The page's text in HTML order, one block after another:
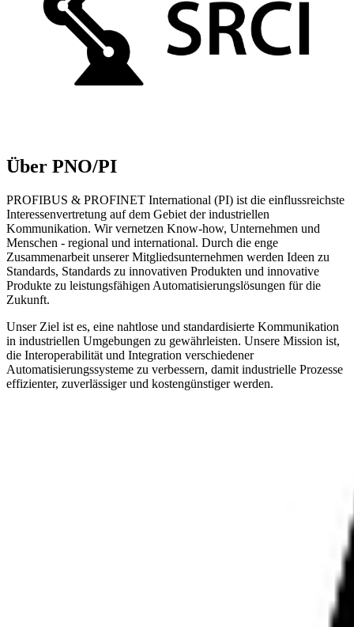
Über PNO/PI
PROFIBUS & PROFINET International (PI) ist die einflussreichste
Interessenvertretung auf dem Gebiet der industriellen
Kommunikation. Wir vernetzen Know-how, Unternehmen und
Menschen - regional und international. Durch die enge
Zusammenarbeit unserer Mitgliedsunternehmen werden Ideen zu
Standards, Standards zu innovativen Produkten und innovative
Produkte zu leistungsfähigen Automatisierungslösungen für die
Zukunft.
Unser Ziel ist es, eine nahtlose und standardisierte Kommunikation
in industriellen Umgebungen zu gewährleisten. Unsere Mission ist,
die Interoperabilität und Integration verschiedener
Automatisierungssysteme zu verbessern, damit industrielle Prozesse
effizienter, zuverlässiger und kostengünstiger werden.